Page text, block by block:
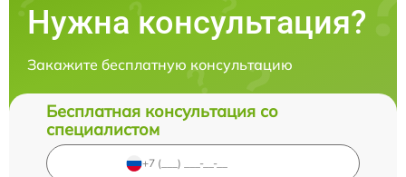
Нужна консультация?
Закажите бесплатную консультацию
Бесплатная консультация со
специалистом